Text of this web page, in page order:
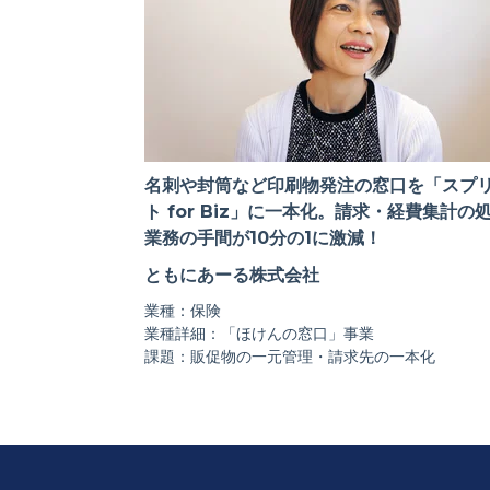
名刺や封筒など印刷物発注の窓口を「スプ
ト for Biz」に一本化。請求・経費集計の
業務の手間が10分の1に激減！
ともにあーる株式会社
業種：保険
業種詳細：「ほけんの窓口」事業
課題：販促物の一元管理・請求先の一本化